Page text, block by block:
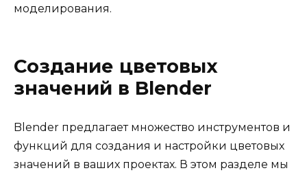
моделирования.
Создание цветовых
значений в Blender
Blender предлагает множество инструментов и
функций для создания и настройки цветовых
значений в ваших проектах. В этом разделе мы